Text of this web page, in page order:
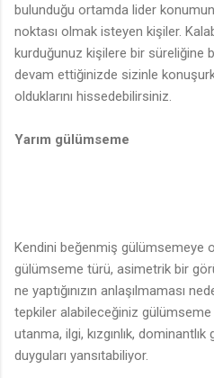
bulunduğu ortamda lider
noktası olmak isteyen kişiler.
kurduğunuz kişilere bir süreliğine
devam ettiğinizde sizinle
olduklarını hissedebilirsiniz.
Yarım gülümseme
Kendini beğenmiş gülümsemeye
gülümseme türü, asimetrik bir
ne yaptığınızın anlaşılmaması
tepkiler alabileceğiniz
utanma, ilgi, kızgınlık,
duyguları yansıtabiliyor.